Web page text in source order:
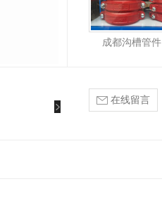
成都沟槽管件
在线留言